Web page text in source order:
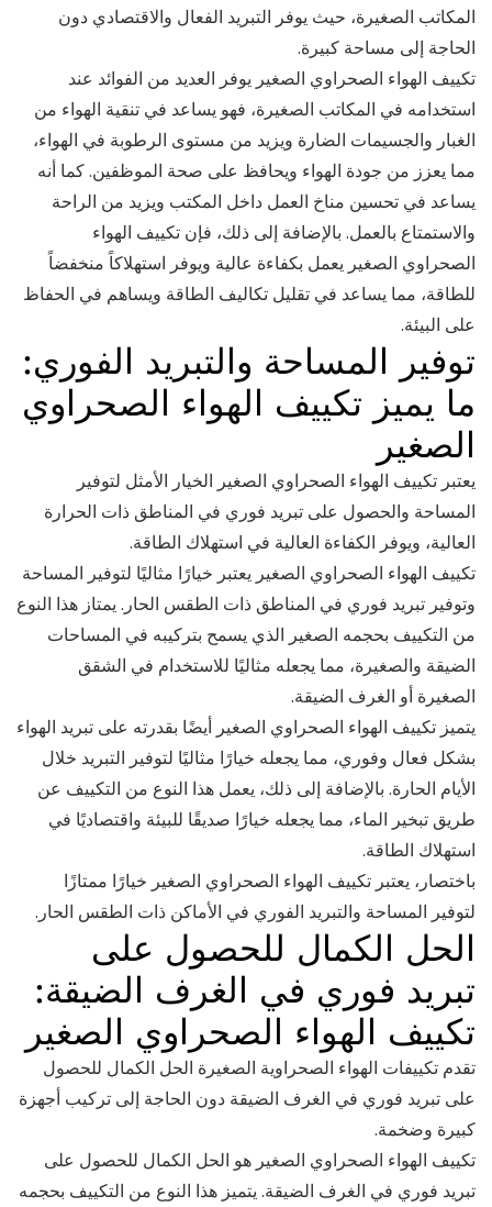
المكاتب الصغيرة، حيث يوفر التبريد الفعال والاقتصادي دون
الحاجة إلى مساحة كبيرة.
تكييف الهواء الصحراوي الصغير يوفر العديد من الفوائد عند
استخدامه في المكاتب الصغيرة، فهو يساعد في تنقية الهواء من
الغبار والجسيمات الضارة ويزيد من مستوى الرطوبة في الهواء،
مما يعزز من جودة الهواء ويحافظ على صحة الموظفين. كما أنه
يساعد في تحسين مناخ العمل داخل المكتب ويزيد من الراحة
والاستمتاع بالعمل. بالإضافة إلى ذلك، فإن تكييف الهواء
الصحراوي الصغير يعمل بكفاءة عالية ويوفر استهلاكاً منخفضاً
للطاقة، مما يساعد في تقليل تكاليف الطاقة ويساهم في الحفاظ
على البيئة.
توفير المساحة والتبريد الفوري:
ما يميز تكييف الهواء الصحراوي
الصغير
يعتبر تكييف الهواء الصحراوي الصغير الخيار الأمثل لتوفير
المساحة والحصول على تبريد فوري في المناطق ذات الحرارة
العالية، ويوفر الكفاءة العالية في استهلاك الطاقة.
تكييف الهواء الصحراوي الصغير يعتبر خيارًا مثاليًا لتوفير المساحة
وتوفير تبريد فوري في المناطق ذات الطقس الحار. يمتاز هذا النوع
من التكييف بحجمه الصغير الذي يسمح بتركيبه في المساحات
الضيقة والصغيرة، مما يجعله مثاليًا للاستخدام في الشقق
الصغيرة أو الغرف الضيقة.
يتميز تكييف الهواء الصحراوي الصغير أيضًا بقدرته على تبريد الهواء
بشكل فعال وفوري، مما يجعله خيارًا مثاليًا لتوفير التبريد خلال
الأيام الحارة. بالإضافة إلى ذلك، يعمل هذا النوع من التكييف عن
طريق تبخير الماء، مما يجعله خيارًا صديقًا للبيئة واقتصاديًا في
استهلاك الطاقة.
باختصار، يعتبر تكييف الهواء الصحراوي الصغير خيارًا ممتازًا
لتوفير المساحة والتبريد الفوري في الأماكن ذات الطقس الحار.
الحل الكمال للحصول على
تبريد فوري في الغرف الضيقة:
تكييف الهواء الصحراوي الصغير
تقدم تكييفات الهواء الصحراوية الصغيرة الحل الكمال للحصول
على تبريد فوري في الغرف الضيقة دون الحاجة إلى تركيب أجهزة
كبيرة وضخمة.
تكييف الهواء الصحراوي الصغير هو الحل الكمال للحصول على
تبريد فوري في الغرف الضيقة. يتميز هذا النوع من التكييف بحجمه